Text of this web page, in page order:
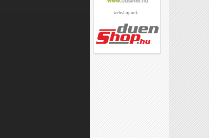
webshopunk :